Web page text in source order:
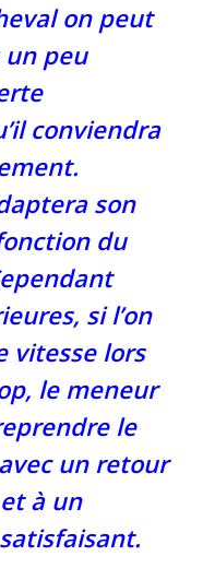
on peut
peu
conviendra
son
du
si l’on
vitesse lors
le meneur
le
un retour
à un